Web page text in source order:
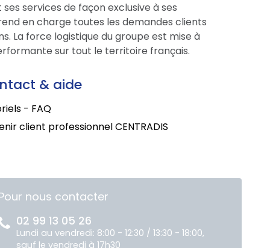
ses services de façon exclusive à ses
en charge toutes les demandes clients
La force logistique du groupe est mise à
sur tout le territoire français.
& aide
- FAQ
client professionnel CENTRADIS
nous contacter
02 99 13 05 26
Lundi au vendredi: 8:00 - 12:30 / 13:30 - 18:00,
sauf le vendredi à 17h30